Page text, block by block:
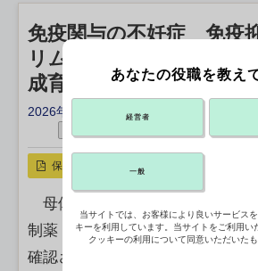
免疫関与の不妊症 免疫
リムスが有効
成育医療センター
2026年05月20日 17:51
X ポスト
保存
母体免疫が関与する重症不妊症
制薬「タクロリムス」を投与す
確認された。研究に取り組んだ
あなたの役職を教え
経営者
一般
当サイトでは、お客様により良いサービス
キーを利用しています。当サイトをご利用い
クッキーの利用について同意いただいたも